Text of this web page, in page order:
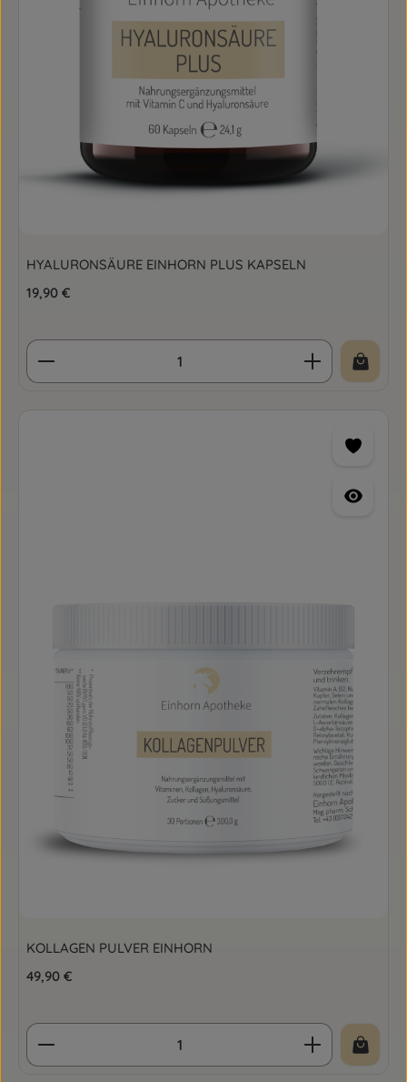
HYALURONSÄURE EINHORN PLUS KAPSELN
Regulärer Preis:
19,90 €
Produkt Anzahl: Gib den gewünschten Wert
KOLLAGEN PULVER EINHORN
Regulärer Preis:
49,90 €
Produkt Anzahl: Gib den gewünschten Wert